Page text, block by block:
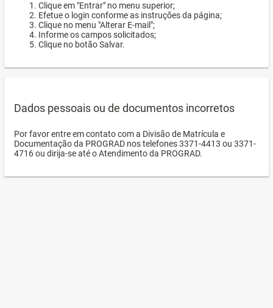
Clique em "Entrar" no menu superior;
Efetue o login conforme as instruções da página;
Clique no menu "Alterar E-mail";
Informe os campos solicitados;
Clique no botão Salvar.
Dados pessoais ou de documentos incorretos
Por favor entre em contato com a Divisão de Matrícula e
Documentação da PROGRAD nos telefones 3371-4413 ou 3371-
4716 ou dirija-se até o Atendimento da PROGRAD.